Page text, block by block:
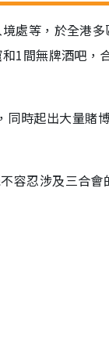
處等，於全港多
1間無牌酒吧，
同時起出大量賭
容忍涉及三合會